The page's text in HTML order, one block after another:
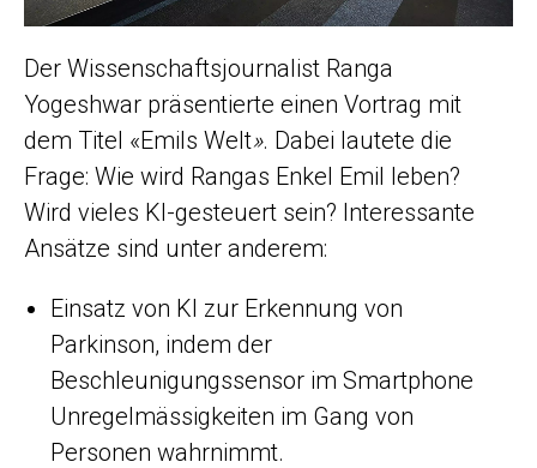
Der Wissenschaftsjournalist Ranga
Yogeshwar präsentierte einen Vortrag mit
dem Titel «Emils Welt». Dabei lautete die
Frage: Wie wird Rangas Enkel Emil leben?
Wird vieles KI-gesteuert sein? Interessante
Ansätze sind unter anderem:
Einsatz von KI zur Erkennung von
Parkinson, indem der
Beschleunigungssensor im Smartphone
Unregelmässigkeiten im Gang von
Personen wahrnimmt.